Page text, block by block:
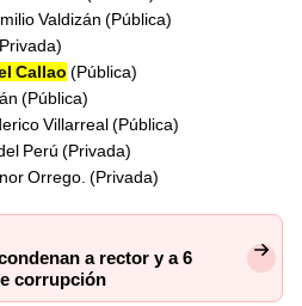
Valdizán (Pública)
Callao (Pública)
(Pública)
Villarreal (Pública)
Perú (Privada)
Orrego. (Privada)
a rector y a 6
corrupción